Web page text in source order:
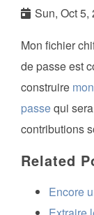
Sun, Oct 5,
Mon fichier
de passe est
construire
passequi
contributions
Related
Encore